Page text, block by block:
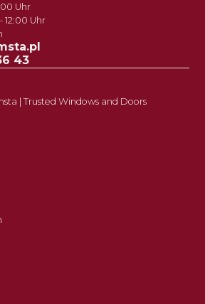
Uhr
Uhr
43
| Trusted Windows and Doors